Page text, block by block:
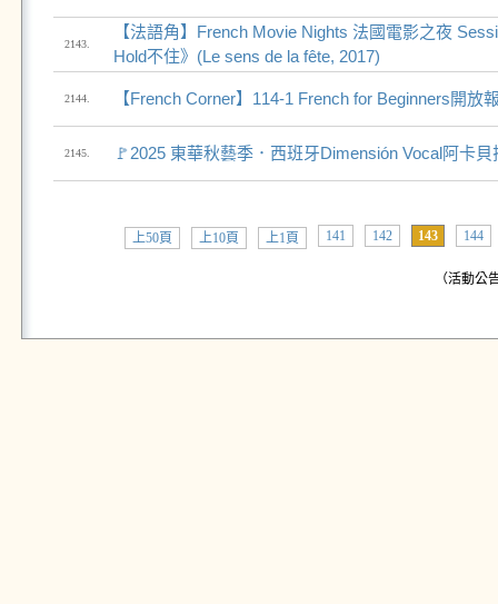
2143.
【法語角】French Movie Nights 法國電影之夜
Hold不住》(Le sens de la fête, 2017)
2144. 【French Corner】114-1 French for Beginners開放
2145. 🚩2025 東華秋藝季．西班牙Dimensión Vocal阿卡
上50頁 上10頁 上1頁 141 142 143 144
（活動公